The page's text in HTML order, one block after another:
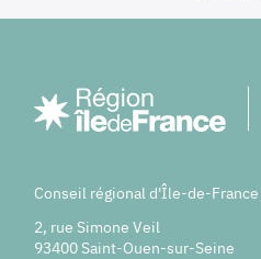
Conseil régional d'Île-de-France
2, rue Simone Veil
93400 Saint-Ouen-sur-Seine